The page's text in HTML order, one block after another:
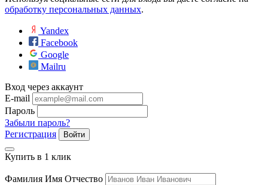
обработку персональных данных.
Yandex
Facebook
Google
Mailru
Вход через аккаунт
E-mail
Пароль
Забыли пароль?
Регистрация
Войти
Купить в 1 клик
Фамилия Имя Отчество